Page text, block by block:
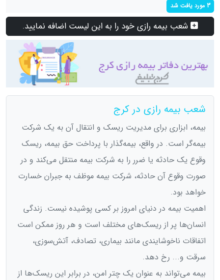
3 مورد یافت شد
شعب بیمه رازی خود را به این لیست اضافه نمایید.
شعب بیمه رازی در کرج
بیمه، ابزاری برای مدیریت ریسک و انتقال آن به یک شرکت
بیمه‌گر است. در واقع، بیمه‌گذار با پرداخت حق بیمه، ریسک
وقوع یک حادثه یا ضرر را به شرکت بیمه منتقل می‌کند و در
صورت وقوع آن حادثه، شرکت بیمه موظف به جبران خسارت
خواهد بود.
اهمیت بیمه در دنیای امروز بر کسی پوشیده نیست. زندگی
انسان‌ها پر از ریسک‌های مختلف است و هر روز ممکن است
اتفاقات ناخوشایندی مانند بیماری، تصادف، آتش‌سوزی،
سرقت و... رخ دهد.
بیمه می‌تواند به عنوان یک چتر امن، در برابر این ریسک‌ها از